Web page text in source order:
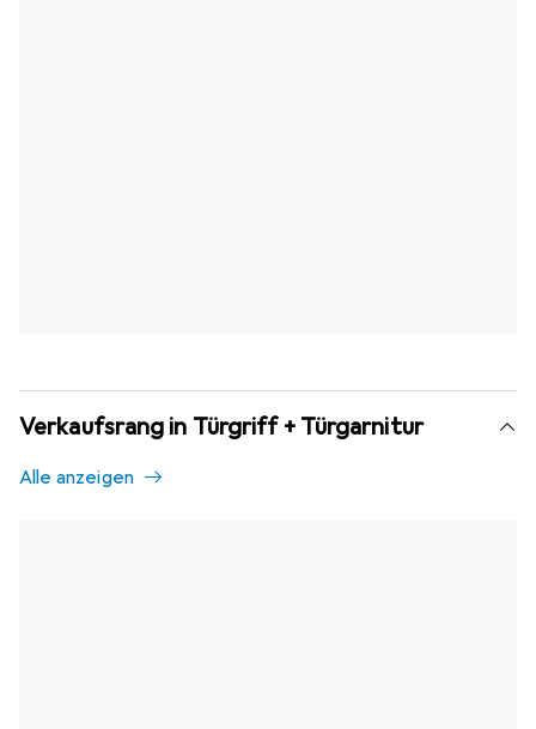
Verkaufsrang in Türgriff + Türgarnitur
Alle anzeigen